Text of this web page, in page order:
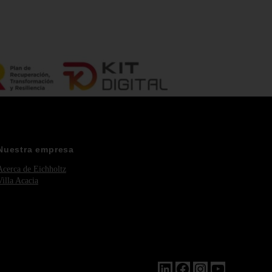
empresa
de Eichholtz
Acacia
LinkedIn
Facebook
Instagram
YouTube